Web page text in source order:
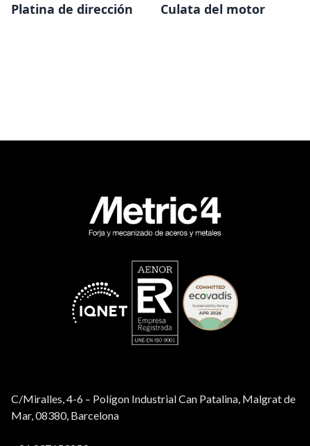
Platina de dirección Culata del motor
C/Miralles, 4-6 – Polígon Industrial Can Patalina, Malgrat de
Mar, 08380, Barcelona